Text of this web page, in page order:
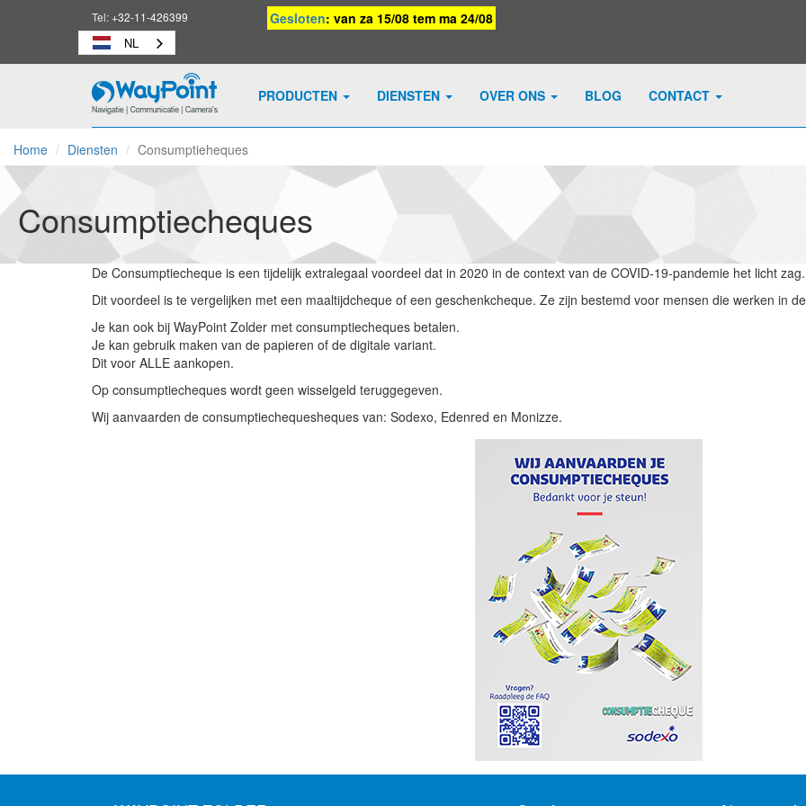
Tel:+32-11-426399 Gesloten: van za 15/08 tem ma 24/08
NL
Waypoint
naar
PRODUCTEN DIENSTEN OVER ONS BLOG CONTACT
Home Diensten Consumptieheques
Consumptiecheques
De Consumptiecheque is een tijdelijk extralegaal voordeel dat in 2020 in de context van de COVID-19-pandemie het licht zag.
Dit voordeel is te vergelijken met een maaltijdcheque of een geschenkcheque. Ze zijn bestemd voor mensen die werken in
Je kan ook bij WayPoint Zolder met consumptiecheques betalen.
Je kan gebruik maken van de papieren of de digitale variant.
Dit voor ALLE aankopen.
Op consumptiecheques wordt geen wisselgeld teruggegeven.
Wij aanvaarden de consumptiechequesheques van: Sodexo, Edenred en Monizze.